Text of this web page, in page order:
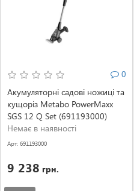
0
Акумуляторні садові ножиці та
кущоріз Metabo PowerMaxx
SGS 12 Q Set (691193000)
Немає в наявності
Арт: 691193000
9 238 грн.